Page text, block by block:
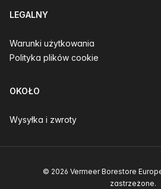
LEGALNY
Warunki użytkowania
Polityka plików cookie
OKOŁO
Wysyłka i zwroty
© 2026 Vermeer Borestore
zastrzeżone.